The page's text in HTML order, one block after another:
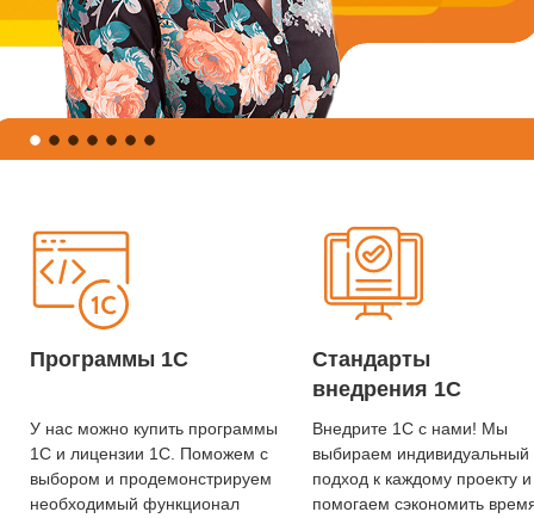
Программы 1С
У нас можно купить программы
1С и лицензии 1С. Поможем с
выбором и продемонстрируем
необходимый функционал
Стандарты
внедрения 1С
Внедрите 1С с нами! Мы
выбираем индивидуальный
подход к каждому проекту и
помогаем сэкономить